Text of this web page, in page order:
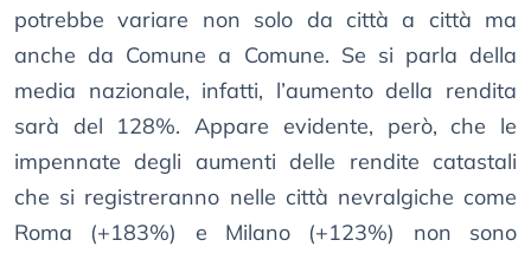
potrebbe variare non solo da città a città ma
anche da Comune a Comune. Se si parla della
media nazionale, infatti, l’aumento della rendita
sarà del 128%. Appare evidente, però, che le
impennate degli aumenti delle rendite catastali
che si registreranno nelle città nevralgiche come
Roma (+183%) e Milano (+123%) non sono